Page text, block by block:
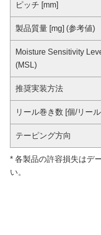
ピッチ [mm]
製品質量 [mg] (参考値)
Moisture Sensitivity
(MSL)
推奨実装方法
リール巻き数 [個/リー
テーピング方向
* 各製品の許容損失はデ
い。